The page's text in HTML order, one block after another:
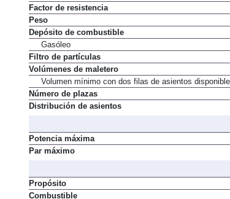
Superficie frontal
Factor de resistencia
Peso
Depósito de combustible
Gasóleo
Filtro de partículas
Volúmenes de maletero
Volumen mínimo con dos filas de asientos disponibles
Número de plazas
Potencia máxima
Propósito